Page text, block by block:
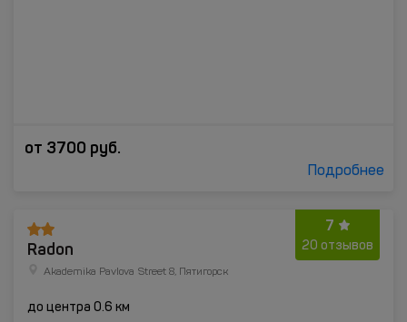
от 3700 руб.
Подробнее
7
20 отзывов
Radon
Akademika Pavlova Street 8, Пятигорск
до центра 0.6 км